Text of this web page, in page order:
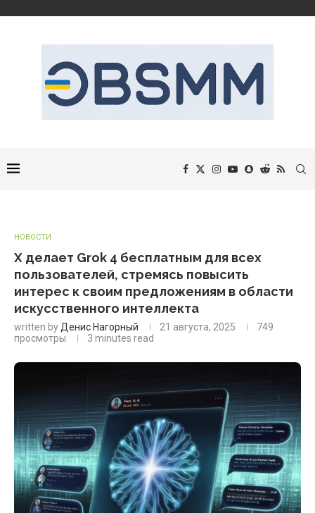
НОВОСТИ
X делает Grok 4 бесплатным для всех
пользователей, стремясь повысить
интерес к своим предложениям в области
искусственного интеллекта
written by Денис Нагорный 21 августа, 2025
749
просмотры
3 minutes read